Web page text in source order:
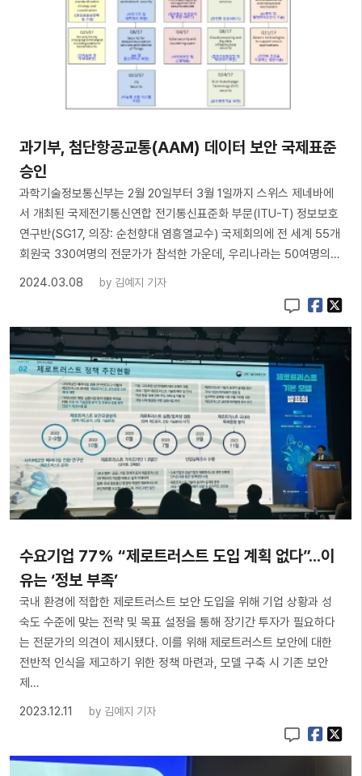
과기부, 첨단항공교통(AAM) 데이터 보안 국제표준
승인
과학기술정보통신부는 2월 20일부터 3월 1일까지 스위스 제네바에
서 개최된 국제전기통신연합 전기통신표준화 부문(ITU-T) 정보보호
연구반(SG17, 의장: 순천향대 염흥열교수) 국제회의에 전 세계 55개
회원국 330여명의 전문가가 참석한 가운데, 우리나라는 50여명의…
2024.03.08
by 김예지 기자
수요기업 77% “제로트러스트 도입 계획 없다”...이
유는 ‘정보 부족’
국내 환경에 적합한 제로트러스트 보안 도입을 위해 기업 상황과 성
숙도 수준에 맞는 전략 및 목표 설정을 통해 장기간 투자가 필요하다
는 전문가의 의견이 제시됐다. 이를 위해 제로트러스트 보안에 대한
전반적 인식을 제고하기 위한 정책 마련과, 모델 구축 시 기존 보안
제…
2023.12.11
by 김예지 기자